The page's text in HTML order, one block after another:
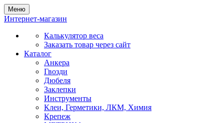
Меню
Интернет-магазин
Калькулятор веса
Заказать товар через сайт
Каталог
Анкера
Гвозди
Дюбеля
Заклепки
Инструменты
Клеи, Герметики, ЛКМ, Химия
Крепеж